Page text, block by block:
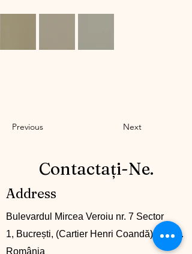
Previous Next
Contactați-Ne.
Address
Bulevardul Mircea Veroiu nr. 7 Sector
1, Bucrești, (Cartier Henri Coandă), lot 50.
România